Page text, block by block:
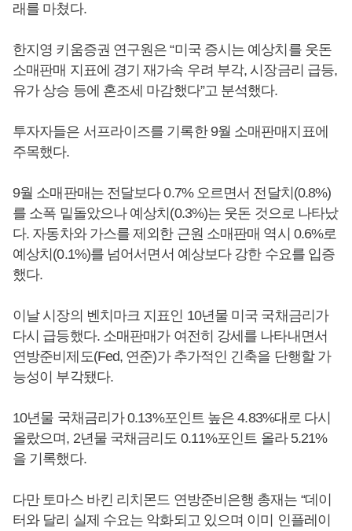
래를 마쳤다.
한지영 키움증권 연구원은 “미국 증시는 예상치를 웃돈
소매판매 지표에 경기 재가속 우려 부각, 시장금리 급등,
유가 상승 등에 혼조세 마감했다”고 분석했다.
투자자들은 서프라이즈를 기록한 9월 소매판매지표에
주목했다.
9월 소매판매는 전달보다 0.7% 오르면서 전달치(0.8%)
를 소폭 밑돌았으나 예상치(0.3%)는 웃돈 것으로 나타났
다. 자동차와 가스를 제외한 근원 소매판매 역시 0.6%로
예상치(0.1%)를 넘어서면서 예상보다 강한 수요를 입증
했다.
이날 시장의 벤치마크 지표인 10년물 미국 국채금리가
다시 급등했다. 소매판매가 여전히 강세를 나타내면서
연방준비제도(Fed, 연준)가 추가적인 긴축을 단행할 가
능성이 부각됐다.
10년물 국채금리가 0.13%포인트 높은 4.83%대로 다시
올랐으며, 2년물 국채금리도 0.11%포인트 올라 5.21%
을 기록했다.
다만 토마스 바킨 리치몬드 연방준비은행 총재는 “데이
터와 달리 실제 수요는 악화되고 있으며 이미 인플레이